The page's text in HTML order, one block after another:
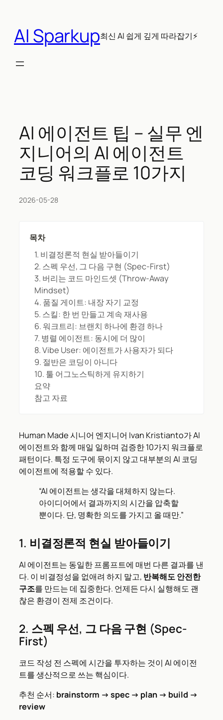
AI Sparkup최신 AI 쉽게 깊게 따라잡기⚡
AI 에이전트 팁 – 실무 엔
지니어의 AI 에이전트
코딩 워크플로 10가지
2026-05-28
목차
1. 비결정론적 현실 받아들이기
2. 스펙 우선, 그 다음 구현 (Spec-First)
3. 버리는 코드 마인드셋 (Throw-Away
Mindset)
4. 품질 게이트: 내장 자기 교정
5. 스킬: 한 번 만들고 계속 재사용
6. 워크트리: 브랜치 하나에 환경 하나
7. 병렬 에이전트: 동시에 더 많이
8. Vibe User: 에이전트가 사용자가 되다
9. 절반은 코딩이 아니다
10. 툴 어그노스틱하게 유지하기
요약
참고 자료
Human Made 시니어 엔지니어 Ivan Kristianto가 AI
에이전트와 함께 매일 일하며 검증한 10가지 워크플로
패턴이다. 특정 도구에 묶이지 않고 대부분의 AI 코딩
에이전트에 적용할 수 있다.
“AI 에이전트는 생각을 대체하지 않는다.
아이디어에서 결과까지의 시간을 압축할
뿐이다. 단, 명확한 의도를 가지고 올 때만.”
1. 비결정론적 현실 받아들이기
AI 에이전트는 동일한 프롬프트에 매번 다른 결과를 낸
다. 이 비결정성을 없애려 하지 말고, 반복해도 안전한
구조를 만드는 데 집중한다. 언제든 다시 실행해도 괜
찮은 환경이 전제 조건이다.
2. 스펙 우선, 그 다음 구현 (Spec-
First)
코드 작성 전 스펙에 시간을 투자하는 것이 AI 에이전
트를 생산적으로 쓰는 핵심이다.
추천 순서: brainstorm → spec → plan → build →
review